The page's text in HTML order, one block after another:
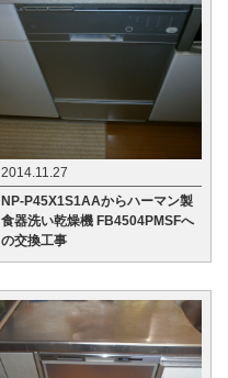
2014.11.27
NP-P45X1S1AAからハーマン製
食器洗い乾燥機 FB4504PMSFへ
の交換工事